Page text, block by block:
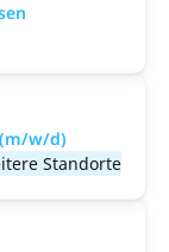
w/d)
Standorte